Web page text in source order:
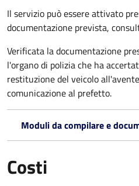
Il servizio può essere attivato
documentazione prevista,
Verificata la documentazione
l'organo di polizia che ha
restituzione del veicolo
comunicazione al prefetto.
Moduli da compilare e
Costi